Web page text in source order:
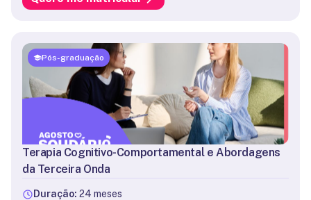
Pós-graduação
Terapia Cognitivo-Comportamental e Abordagens
da Terceira Onda
Duração: 24 meses